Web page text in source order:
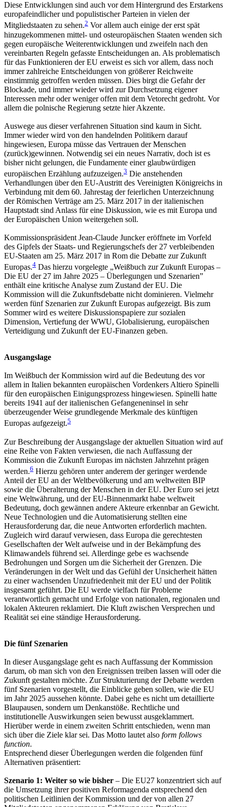
Diese Entwicklungen sind auch vor dem Hintergrund des Erstarkens
europafeindlicher und populistischer Parteien in vielen der
Mitgliedstaaten zu sehen.2 Vor allem auch einige der erst spät
hinzugekommenen mittel- und osteuropäischen Staaten wenden sich
gegen europäische Weiterentwicklungen und zweifeln nach den
vereinbarten Regeln gefasste Entscheidungen an. Als problematisch
für das Funktionieren der EU erweist es sich vor allem, dass noch
immer zahlreiche Entscheidungen von größerer Reichweite
einstimmig getroffen werden müssen. Dies birgt die Gefahr der
Blockade, und immer wieder wird zur Durchsetzung eigener
Interessen mehr oder weniger offen mit dem Vetorecht gedroht. Vor
allem die polnische Regierung setzte hier Akzente.
Auswege aus dieser verfahrenen Situation sind kaum in Sicht.
Immer wieder wird von den handelnden Politikern darauf
hingewiesen, Europa müsse das Vertrauen der Menschen
(zurück)gewinnen. Notwendig sei ein neues Narrativ, doch ist es
bisher nicht gelungen, die Fundamente einer glaubwürdigen
europäischen Erzählung aufzuzeigen.3 Die anstehenden
Verhandlungen über den EU-Austritt des Vereinigten Königreichs in
Verbindung mit dem 60. Jahrestag der feierlichen Unterzeichnung
der Römischen Verträge am 25. März 2017 in der italienischen
Hauptstadt sind Anlass für eine Diskussion, wie es mit Europa und
der Europäischen Union weitergehen soll.
Kommissionspräsident Jean-Claude Juncker eröffnete im Vorfeld
des Gipfels der Staats- und Regierungschefs der 27 verbleibenden
EU-Staaten am 25. März 2017 in Rom die Debatte zur Zukunft
Europas.4 Das hierzu vorgelegte „Weißbuch zur Zukunft Europas –
Die EU der 27 im Jahre 2025 – Überlegungen und Szenarien”
enthält eine kritische Analyse zum Zustand der EU. Die
Kommission will die Zukunftsdebatte nicht dominieren. Vielmehr
werden fünf Szenarien zur Zukunft Europas aufgezeigt. Bis zum
Sommer wird es weitere Diskussionspapiere zur sozialen
Dimension, Vertiefung der WWU, Globalisierung, europäischen
Verteidigung und Zukunft der EU-Finanzen geben.
Ausgangslage
Im Weißbuch der Kommission wird auf die Bedeutung des vor
allem in Italien bekannten europäischen Vordenkers Altiero Spinelli
für den europäischen Einigungsprozess hingewiesen. Spinelli hatte
bereits 1941 auf der italienischen Gefangeneninsel in sehr
überzeugender Weise grundlegende Merkmale des künftigen
Europas aufgezeigt.5
Zur Beschreibung der Ausgangslage der aktuellen Situation wird auf
eine Reihe von Fakten verwiesen, die nach Auffassung der
Kommission die Zukunft Europas im nächsten Jahrzehnt prägen
werden.6 Hierzu gehören unter anderem der geringer werdende
Anteil der EU an der Weltbevölkerung und am weltweiten BIP
sowie die Überalterung der Menschen in der EU. Der Euro sei jetzt
eine Weltwährung, und der EU-Binnenmarkt habe weltweit
Bedeutung, doch gewännen andere Akteure erkennbar an Gewicht.
Neue Technologien und die Automatisierung stellten eine
Herausforderung dar, die neue Antworten erforderlich machten.
Zugleich wird darauf verwiesen, dass Europa die gerechtesten
Gesellschaften der Welt aufweise und in der Bekämpfung des
Klimawandels führend sei. Allerdinge gebe es wachsende
Bedrohungen und Sorgen um die Sicherheit der Grenzen. Die
Veränderungen in der Welt und das Gefühl der Unsicherheit hätten
zu einer wachsenden Unzufriedenheit mit der EU und der Politik
insgesamt geführt. Die EU werde vielfach für Probleme
verantwortlich gemacht und Erfolge von nationalen, regionalen und
lokalen Akteuren reklamiert. Die Kluft zwischen Versprechen und
Realität sei eine ständige Herausforderung.
Die fünf Szenarien
In dieser Ausgangslage geht es nach Auffassung der Kommission
darum, ob man sich von den Ereignissen treiben lassen will oder die
Zukunft gestalten möchte. Zur Strukturierung der Debatte werden
fünf Szenarien vorgestellt, die Einblicke geben sollen, wie die EU
im Jahr 2025 aussehen könnte. Dabei gehe es nicht um detaillierte
Blaupausen, sondern um Denkanstöße. Rechtliche und
institutionelle Auswirkungen seien bewusst ausgeklammert.
Hierüber werde in einem zweiten Schritt entschieden, wenn man
sich über die Ziele klar sei. Das Motto lautet also form follows
function.
Entsprechend dieser Überlegungen werden die folgenden fünf
Alternativen präsentiert:
Szenario 1: Weiter so wie bisher – Die EU27 konzentriert sich auf
die Umsetzung ihrer positiven Reformagenda entsprechend den
politischen Leitlinien der Kommission und der von allen 27